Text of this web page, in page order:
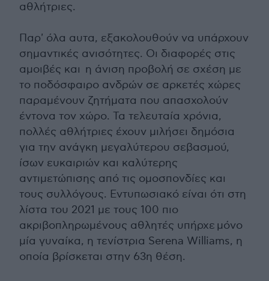
αθλήτριες.
Παρ' όλα αυτα, εξακολουθούν να υπάρχουν
σημαντικές ανισότητες. Οι διαφορές στις
αμοιβές και η άνιση προβολή σε σχέση με
το ποδόσφαιρο ανδρών σε αρκετές χώρες
παραμένουν ζητήματα που απασχολούν
έντονα τον χώρο. Τα τελευταία χρόνια,
πολλές αθλήτριες έχουν μιλήσει δημόσια
για την ανάγκη μεγαλύτερου σεβασμού,
ίσων ευκαιριών και καλύτερης
αντιμετώπισης από τις ομοσπονδίες και
τους συλλόγους. Εντυπωσιακό είναι ότι στη
λίστα του 2021 με τους 100 πιο
ακριβοπληρωμένους αθλητές υπήρχε μόνο
μία γυναίκα, η τενίστρια Serena Williams, η
οποία βρίσκεται στην 63η θέση.